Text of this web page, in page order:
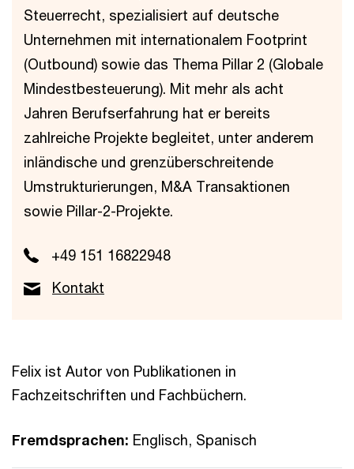
Steuerrecht, spezialisiert auf deutsche
Unternehmen mit internationalem Footprint
(Outbound) sowie das Thema Pillar 2 (Globale
Mindestbesteuerung). Mit mehr als acht
Jahren Berufserfahrung hat er bereits
zahlreiche Projekte begleitet, unter anderem
inländische und grenzüberschreitende
Umstrukturierungen, M&A Transaktionen
sowie Pillar-2-Projekte.
+49 151 16822948
Kontakt
Felix ist Autor von Publikationen in
Fachzeitschriften und Fachbüchern.
Fremdsprachen: Englisch, Spanisch